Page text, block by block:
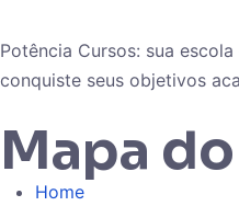
Potência Cursos: sua
conquiste seus objetivos
Mapa
Home